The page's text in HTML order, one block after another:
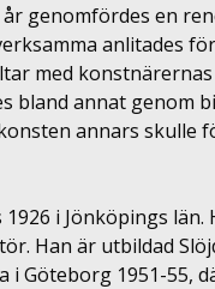
genomfördes en
anlitades
med
bland annat genom
annars skulle
i Jönköpings län.
Han är utbildad
i Göteborg 1951-55,